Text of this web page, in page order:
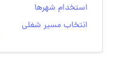
استخدام شهرها
انتخاب مسیر شغلی
به‌روزرسانی‌های سایت